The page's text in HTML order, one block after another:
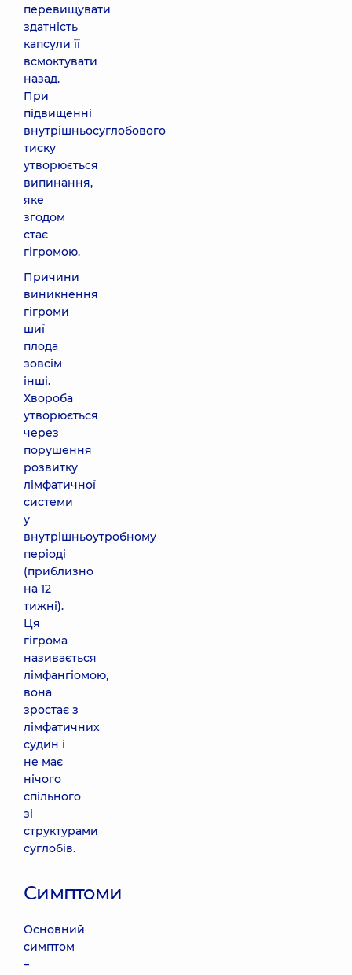
перевищувати
здатність
капсули її
всмоктувати
назад.
При
підвищенні
внутрішньосуглобового
тиску
утворюється
випинання,
яке
згодом
стає
гігромою.
Причини
виникнення
гігроми
шиї
плода
зовсім
інші.
Хвороба
утворюється
через
порушення
розвитку
лімфатичної
системи
у
внутрішньоутробному
періоді
(приблизно
на 12
тижні).
Ця
гігрома
називається
лімфангіомою,
вона
зростає з
лімфатичних
судин і
не має
нічого
спільного
зі
структурами
суглобів.
Симптоми
Основний
симптом
–